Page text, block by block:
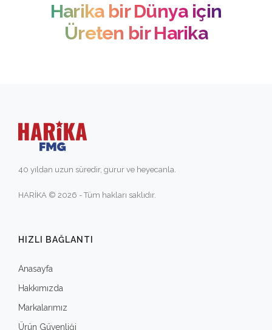
Harika bir Dünya için
Üreten bir Harika
40 yıldan uzun süredir, gurur ve heyecanla.
HARİKA © 2026 - Tüm hakları saklıdır.
HIZLI BAĞLANTI
Anasayfa
Hakkımızda
Markalarımız
Ürün Güvenliği